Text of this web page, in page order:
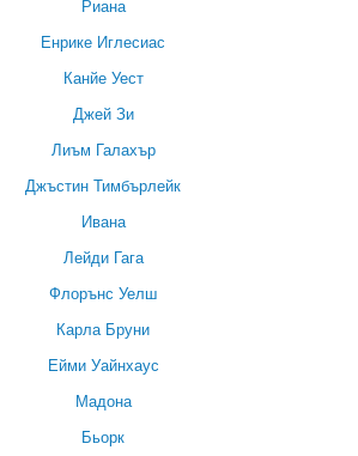
Риана
Енрике Иглесиас
Канйе Уест
Джей Зи
Лиъм Галахър
Джъстин Тимбърлейк
Ивана
Лейди Гага
Флорънс Уелш
Карла Бруни
Ейми Уайнхаус
Мадона
Бьорк